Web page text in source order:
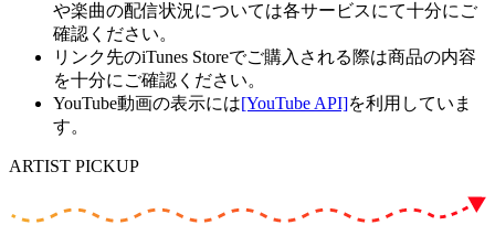
や楽曲の配信状況については各サービスにて十分にご
確認ください。
リンク先のiTunes Storeでご購入される際は商品の内容
を十分にご確認ください。
YouTube動画の表示には[YouTube API]を利用していま
す。
ARTIST PICKUP